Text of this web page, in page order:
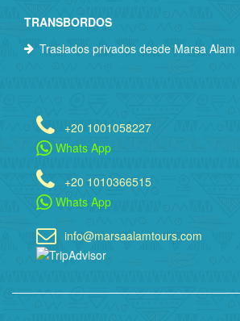
TRANSBORDOS
Traslados privados desde Marsa Alam
+20 1001058227
Whats App
+20 1010366515
Whats App
info@marsaalamtours.com